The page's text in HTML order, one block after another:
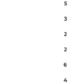
5
3
2
2
6
4